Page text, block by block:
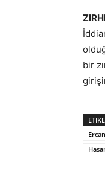
bir